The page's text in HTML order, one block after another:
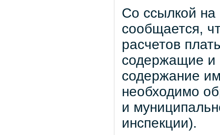
Со ссылкой
сообщается,
расчетов
содержащие и
содержание
необходимо
и
инспекции).